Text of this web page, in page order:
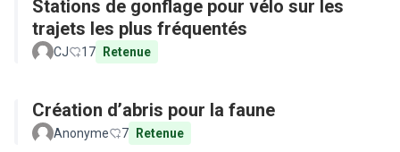
Stations de gonflage pour vélo sur les
trajets les plus fréquentés
CJ 17 Retenue
Création d’abris pour la faune
Anonyme 7 Retenue